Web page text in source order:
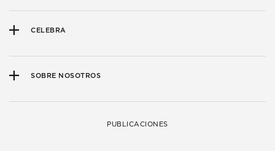
CELEBRA
SOBRE NOSOTROS
PUBLICACIONES